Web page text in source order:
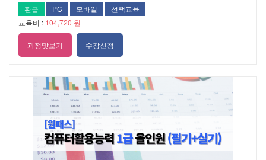
환급 PC 모바일
선택교육
교육비 : 104,720 원
과정맛보기 수강신청